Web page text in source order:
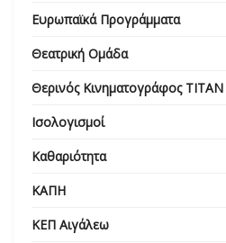
Ευρωπαϊκά Προγράμματα
Θεατρική Ομάδα
Θερινός Κινηματογράφος ΤΙΤΑΝ
Ισολογισμοί
Καθαριότητα
ΚΑΠΗ
ΚΕΠ Αιγάλεω